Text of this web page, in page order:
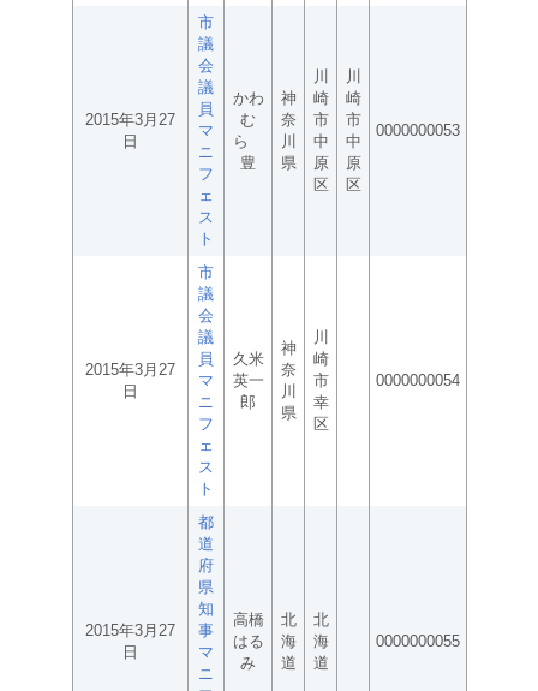
2015年3月27
日
市
議
会
議
員
マ
ニ
フ
ェ
ス
ト
かわ
む
ら
豊
神
奈
川
県
川
崎
市
中
原
区
川
崎
市
中
原
区
0000000053
2015年3月27
日
市
議
会
議
員
マ
ニ
フ
ェ
ス
ト
久米
英一
郎
神
奈
川
県
川
崎
市
幸
区
0000000054
2015年3月27
日
都
道
府
県
知
事
マ
ニ
高橋
はる
み
北
海
道
北
海
道
0000000055